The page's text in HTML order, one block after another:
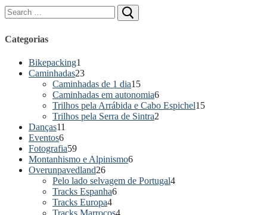
Categorias
Bikepacking1
Caminhadas23
Caminhadas de 1 dia15
Caminhadas em autonomia6
Trilhos pela Arrábida e Cabo Espichel15
Trilhos pela Serra de Sintra2
Danças11
Eventos6
Fotografia59
Montanhismo e Alpinismo6
Overunpavedland26
Pelo lado selvagem de Portugal4
Tracks Espanha6
Tracks Europa4
Tracks Marrocos4